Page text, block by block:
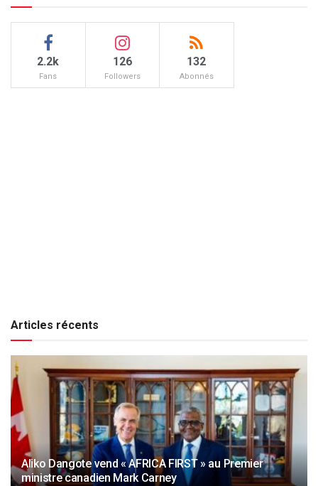
2.2k
Fans
126
Followers
132
Abonnés
Articles récents
Aliko Dangote vend « AFRICA FIRST » au Premier
ministre canadien Mark Carney